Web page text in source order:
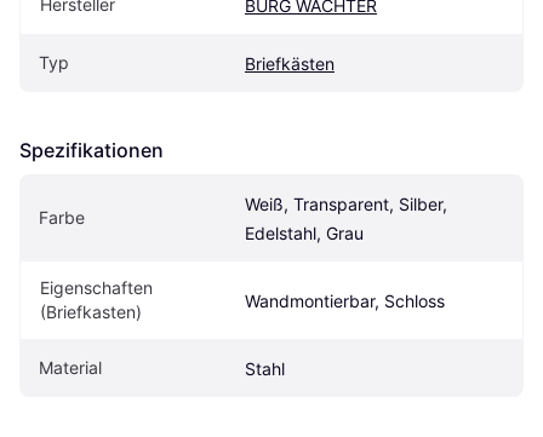
Hersteller BURG WÄCHTER
Typ Briefkästen
Spezifikationen
Farbe
Weiß, Transparent, Silber,
Edelstahl, Grau
Eigenschaften
(Briefkasten)
Wandmontierbar, Schloss
Material Stahl